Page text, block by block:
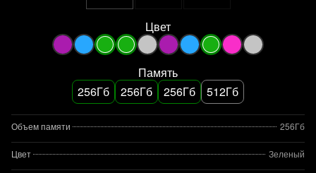
Цвет
Память
256Гб
256Гб 256Гб 512Гб
Объем памяти 256Гб
Цвет Зеленый